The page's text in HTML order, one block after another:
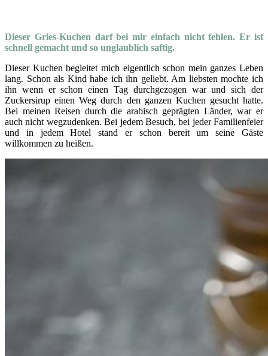
Dieser Gries-Kuchen darf bei mir einfach nicht fehlen. Er ist
schnell gemacht und so unglaublich saftig.
Dieser Kuchen begleitet mich eigentlich schon mein ganzes Leben
lang. Schon als Kind habe ich ihn geliebt. Am liebsten mochte ich
ihn wenn er schon einen Tag durchgezogen war und sich der
Zuckersirup einen Weg durch den ganzen Kuchen gesucht hatte.
Bei meinen Reisen durch die arabisch geprägten Länder, war er
auch nicht wegzudenken. Bei jedem Besuch, bei jeder Familienfeier
und in jedem Hotel stand er schon bereit um seine Gäste
willkommen zu heißen.